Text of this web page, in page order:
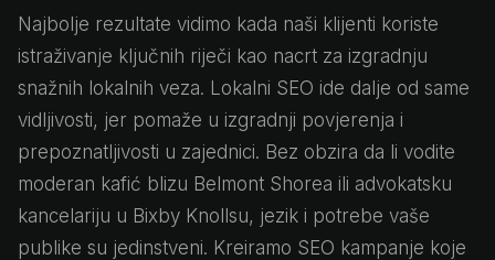
Najbolje rezultate vidimo kada naši klijenti koriste
istraživanje ključnih riječi kao nacrt za izgradnju
snažnih lokalnih veza. Lokalni SEO ide dalje od same
vidljivosti, jer pomaže u izgradnji povjerenja i
prepoznatljivosti u zajednici. Bez obzira da li vodite
moderan kafić blizu Belmont Shorea ili advokatsku
kancelariju u Bixby Knollsu, jezik i potrebe vaše
publike su jedinstveni. Kreiramo SEO kampanje koje